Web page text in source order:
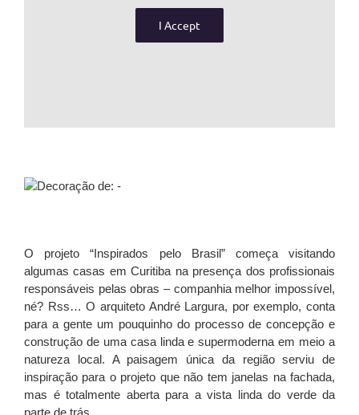
I Accept
O projeto“Inspirados pelo Brasil”começa visitando
algumas casas em Curitiba na presença dos profissionais
responsáveis pelas obras – companhia melhor impossível,
né? Rss… O arquiteto André Largura, por exemplo, conta
para a gente um pouquinho do processo de concepção e
construção de uma casa linda e supermoderna em meio a
natureza local. A paisagem única da região serviu de
inspiração para o projeto que não tem janelas na fachada,
mas é totalmente aberta para a vista linda do verde da